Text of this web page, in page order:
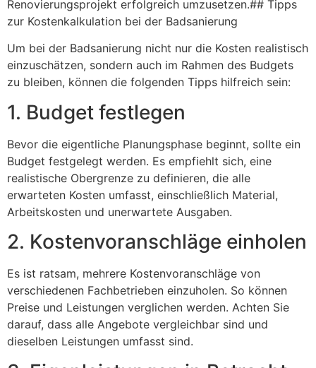
Renovierungsprojekt erfolgreich umzusetzen.## Tipps
zur Kostenkalkulation bei der Badsanierung
Um bei der Badsanierung nicht nur die Kosten realistisch
einzuschätzen, sondern auch im Rahmen des Budgets
zu bleiben, können die folgenden Tipps hilfreich sein:
1. Budget festlegen
Bevor die eigentliche Planungsphase beginnt, sollte ein
Budget festgelegt werden. Es empfiehlt sich, eine
realistische Obergrenze zu definieren, die alle
erwarteten Kosten umfasst, einschließlich Material,
Arbeitskosten und unerwartete Ausgaben.
2. Kostenvoranschläge einholen
Es ist ratsam, mehrere Kostenvoranschläge von
verschiedenen Fachbetrieben einzuholen. So können
Preise und Leistungen verglichen werden. Achten Sie
darauf, dass alle Angebote vergleichbar sind und
dieselben Leistungen umfasst sind.